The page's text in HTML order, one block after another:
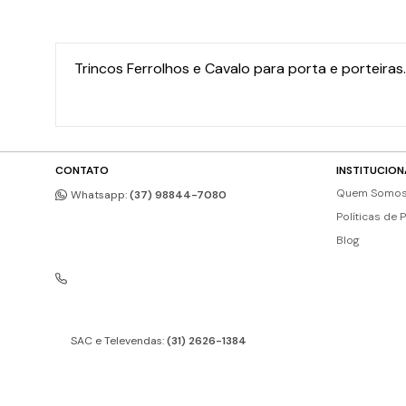
Trincos Ferrolhos e Cavalo para porta e
CONTATO
Whatsapp:(37) 98844-7080
SAC e Televendas:(31) 2626-1384
Quem Somos
Políticas de
Blog